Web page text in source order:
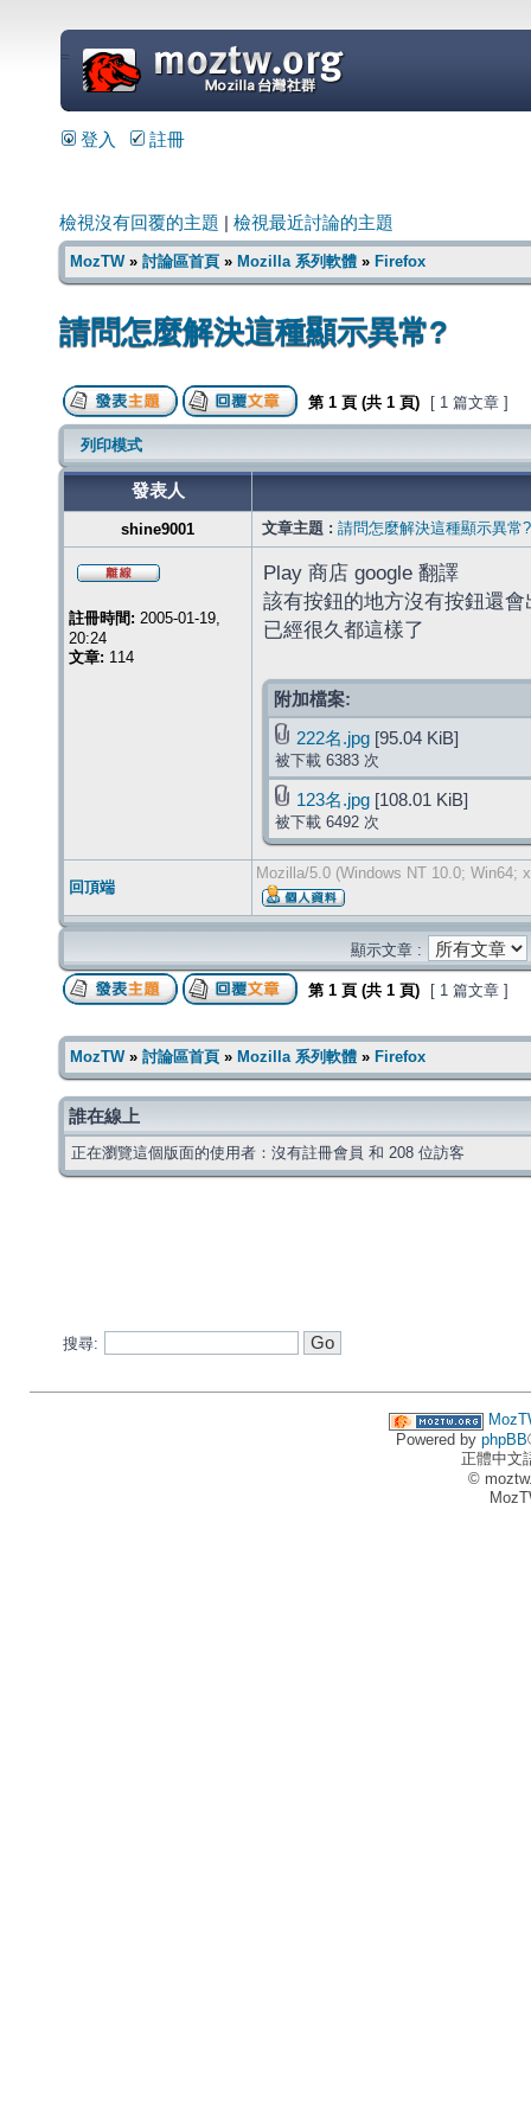
=
登入 註冊
檢視沒有回覆的主題 檢視最近討論的主題
MozTW» 討論區首頁 » Mozilla 系列軟體 » Firefox
請問怎麼解決這種顯示異常?
第 1 頁 (共 1 頁) [ 1 篇文章 ]
列印模式
發表人
shine9001 文章主題 : 請問怎麼解決這種顯示異常?
註冊時間: 2005-01-19,
20:24
文章: 114
Play 商店 google 翻譯
該有按鈕的地方沒有按鈕還
已經很久都這樣了
附加檔案:
222名.jpg [95.04 KiB]
被下載 6383 次
123名.jpg [108.01 KiB]
被下載 6492 次
回頂端
Mozilla/5.0 (Windows NT 10.0; Win64;
顯示文章 :
第 1 頁 (共 1 頁) [ 1 篇文章 ]
MozTW» 討論區首頁 » Mozilla 系列軟體 » Firefox
誰在線上
正在瀏覽這個版面的使用者：沒有註冊會員 和 208 位訪客
搜尋:
Powered by phpBB
正體中文
©